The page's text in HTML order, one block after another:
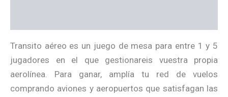
Transito aéreo es un juego de mesa para entre 1 y 5
jugadores en el que gestionareis vuestra propia
aerolínea. Para ganar, amplía tu red de vuelos
comprando aviones y aeropuertos que satisfagan las